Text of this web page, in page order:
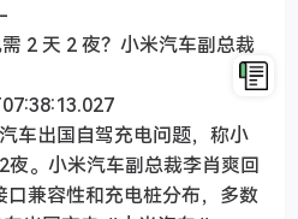
2 天 2 夜？小米汽车副总裁
车出国自驾充电问题，称小
。小米汽车副总裁李肖爽回
兼容性和充电桩分布，多数